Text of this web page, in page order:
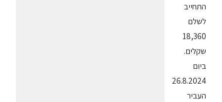
התחייב
לשלם
18,360
שקלים.
ביום
26.8.2024
העביר